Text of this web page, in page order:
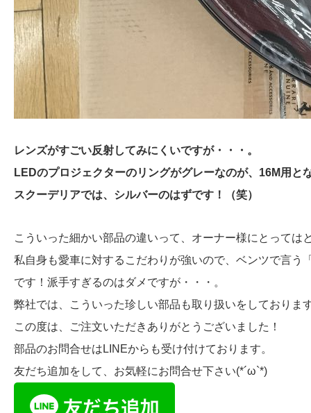
レンズがすごい反射してみにくいですが・・・。
LEDのプロジェクターのリングがグレーなのが、16M用と
スクーデリアでは、シルバーのはずです！（笑）
こういった細かい部品の違いって、オーナー様にとっては
私自身も愛車に対するこだわりが強いので、ベンツで言
です！派手すぎるのはダメですが・・・。
弊社では、こういった珍しい部品も取り扱いをしておりま
この度は、ご注文いただきありがとうございました！
部品のお問合せはLINEからも受け付けております。
友だち追加をして、お気軽にお問合せ下さい(*´ω`*)